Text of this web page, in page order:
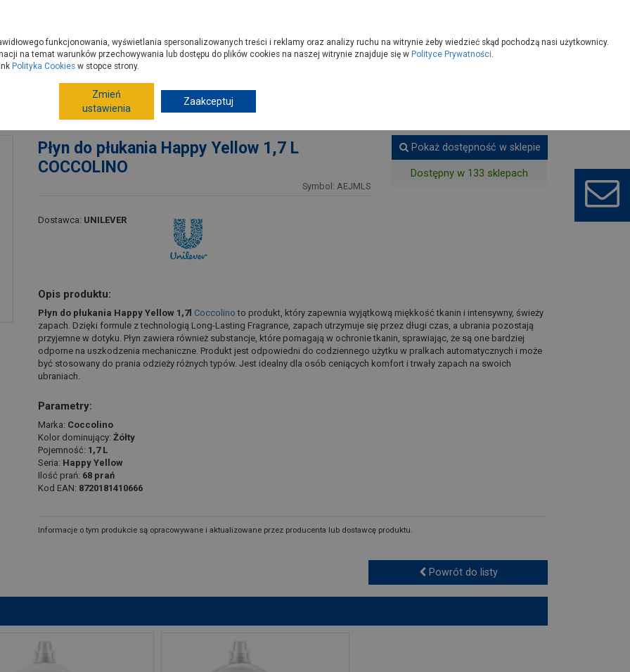
kupisz Porady
Środki piorące
Płyn do płukania Happy Yellow 1,7 L
COCCOLINO
Symbol: AEJMLS
Dostawca: UNILEVER
Pokaż dostępność w sklepie
Dostępny w 133 sklepach
Opis produktu:
Płyn do płukania Happy Yellow 1,7l Coccolino to produkt, który zapewnia wyjątkową miękkość tkanin i intensywny, świeży
zapach. Dzięki formule z technologią Long-Lasting Fragrance, zapach utrzymuje się przez długi czas, a ubrania pozostają
przyjemne w dotyku. Płyn zawiera również substancje, które pomagają w ochronie tkanin, sprawiając, że są one bardziej
odporne na uszkodzenia mechaniczne. Produkt jest odpowiedni do codziennego użytku w pralkach automatycznych i może
być stosowany do prania odzieży różnych typów. Jest idealny dla osób ceniących komfort i trwały zapach na swoich
ubraniach.
Parametry:
Marka: Coccolino
Kolor dominujący: Żółty
Pojemność: 1,7 L
Seria: Happy Yellow
Ilość prań: 68 prań
Kod EAN: 8720181410666
Informacje o tym produkcie są opracowywane i aktualizowane przez producenta lub dostawcę produktu.
Powrót do listy
funkcjonowania, wyświetlania spersonalizowanych treści i reklamy oraz analizy ruchu na witrynie żeby wiedzieć skąd pochodzą nasi użytkownicy.
na temat warunków przechowywania lub dostępu do plików cookies na naszej witrynie znajduje się w Polityce Prywatności.
Polityka Cookies w stopce strony.
Zmień
ustawienia
Zaakceptuj